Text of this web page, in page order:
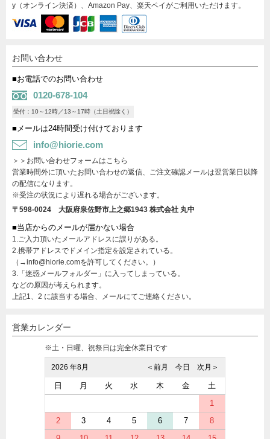
y（オンライン決済）、Amazon Pay、楽天ペイがご利用いただけます。
お問い合わせ
■お電話でのお問い合わせ
0120-678-104
受付：10～12時／13～17時（土日祝除く）
■メールは24時間受け付けております
info@hiorie.com
＞＞お問い合わせフォームはこちら
営業時間外に頂いたお問い合わせの返信、ご注文確認メールは翌営業日以降
の配信になります。
※受注の状況により遅れる場合がございます。
〒598-0024 大阪府泉佐野市上之郷1943 株式会社 丸中
■当店からのメールが届かない場合
1.ご入力頂いたメールアドレスに誤りがある。
2.携帯アドレスでドメイン指定を設定されている。
（→info@hiorie.comを許可してください。）
3.「迷惑メールフォルダー」に入ってしまっている。
などの原因が考えられます。
上記1、2 に該当する場合、メールにてご連絡ください。
営業カレンダー
※土・日曜、祝祭日は完全休業日です
2026 年8月 次月＞
今日
＜前月
日 月 火 水 木 金
土
1
2
3 4 5 6 7
8